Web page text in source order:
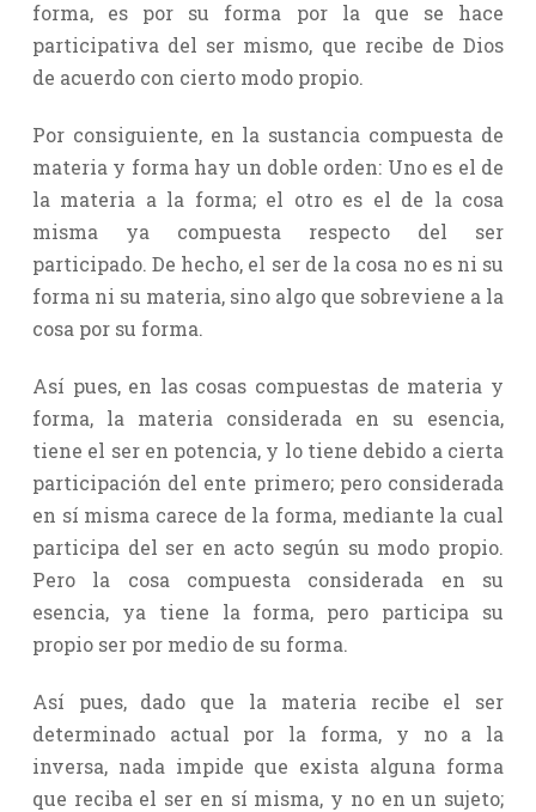
forma, es por su forma por la que se hace
participativa del ser mismo, que recibe de Dios
de acuerdo con cierto modo propio.
Por consiguiente, en la sustancia compuesta de
materia y forma hay un doble orden: Uno es el de
la materia a la forma; el otro es el de la cosa
misma ya compuesta respecto del ser
participado. De hecho, el ser de la cosa no es ni su
forma ni su materia, sino algo que sobreviene a la
cosa por su forma.
Así pues, en las cosas compuestas de materia y
forma, la materia considerada en su esencia,
tiene el ser en potencia, y lo tiene debido a cierta
participación del ente primero; pero considerada
en sí misma carece de la forma, mediante la cual
participa del ser en acto según su modo propio.
Pero la cosa compuesta considerada en su
esencia, ya tiene la forma, pero participa su
propio ser por medio de su forma.
Así pues, dado que la materia recibe el ser
determinado actual por la forma, y no a la
inversa, nada impide que exista alguna forma
que reciba el ser en sí misma, y no en un sujeto;